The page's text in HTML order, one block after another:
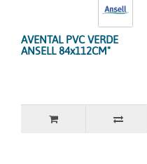
AVENTAL PVC VERDE
ANSELL 84x112CM"